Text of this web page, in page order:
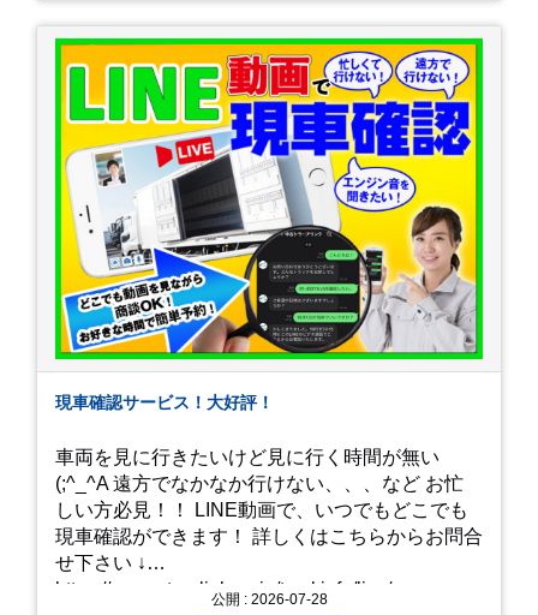
現車確認サービス！大好評！
車両を見に行きたいけど見に行く時間が無い
(;^_^A 遠方でなかなか行けない、、、など お忙
しい方必見！！ LINE動画で、いつでもどこでも
現車確認ができます！ 詳しくはこちらからお問合
せ下さい ↓
https://www.steerlink.co.jp/truckinfo/live/
公開 : 2026-07-28